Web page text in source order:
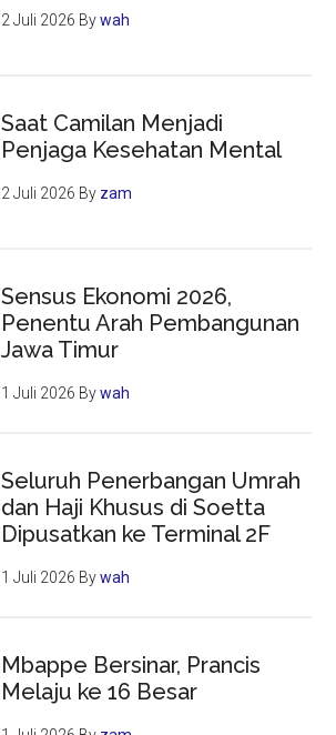
2 Juli 2026 Bywah
Saat Camilan Menjadi
Penjaga Kesehatan Mental
2 Juli 2026 By zam
Sensus Ekonomi 2026,
Penentu Arah Pembangunan
Jawa Timur
1 Juli 2026 Bywah
Seluruh Penerbangan Umrah
dan Haji Khusus di Soetta
Dipusatkan ke Terminal 2F
1 Juli 2026 Bywah
Mbappe Bersinar, Prancis
Melaju ke 16 Besar